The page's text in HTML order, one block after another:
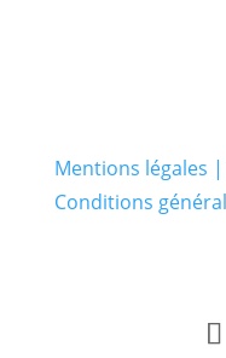
Mentions légales
Conditions